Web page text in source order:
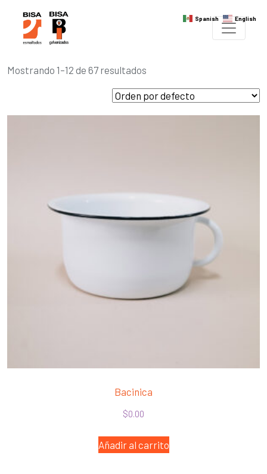
Mostrando 1–12 de 67 resultados
Bacinica
$0.00
Añadir al carrito
Spanish English